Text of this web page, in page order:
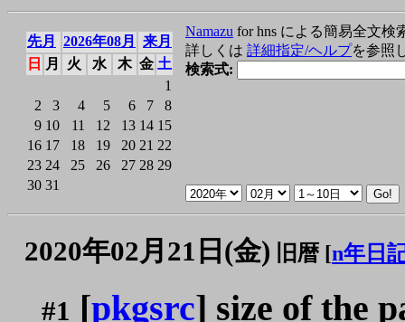
先月 2026年08月
来月
日
月 火 水 木 金 土
1
2
3 4 5 6 7
8
9 10 11 12 13 14 15
16 17 18 19 20 21 22
23 24 25 26 27 28 29
30 31
Namazu for hns による簡易全文検
詳しくは 詳細指定/ヘルプを参照
検索式:
2020年02月21日(金) 旧暦 [n年日
#1 [pkgsrc] size of the